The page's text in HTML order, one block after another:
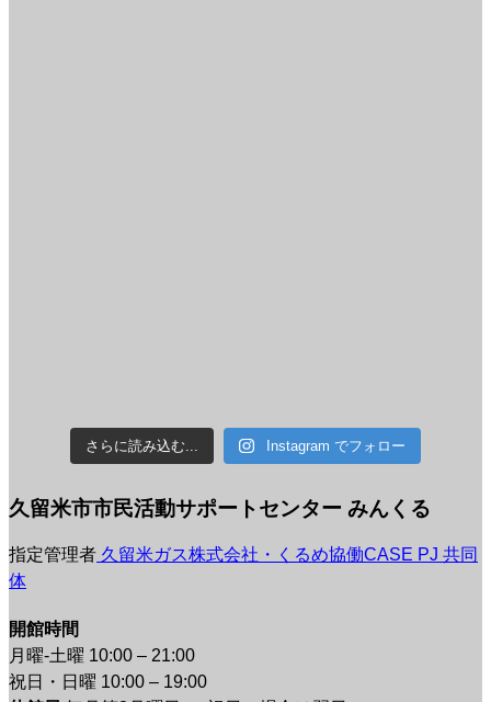
さらに読み込む... Instagram でフォロー
久留米市市民活動サポートセンター みんくる
指定管理者 久留米ガス株式会社・くるめ協働CASE PJ 共同
体
開館時間
月曜-土曜 10:00 – 21:00
祝日・日曜 10:00 – 19:00